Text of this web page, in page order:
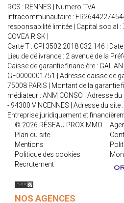
RCS : RENNES | Numero TVA
Intracommunautaire :
responsabilité limitée | Capital social :
COVEA RISK |
Carte T : CPI 3502 2018 032 146 |
Lieu de délivrance : 2 avenue de la
Caisse de garantie financière :
GF0000001751 | Adresse caisse de
75008 PARIS | Montant de la garantie
médiateur : ANM CONSO | Adresse
- 94300 VINCENNES | Adresse du site :
Entreprise juridiquement et
© 2026 RÉSEAU PROXIMMO
Plan du site
Mentions
Politique des cookies
Recrutement
NOS AGENCES